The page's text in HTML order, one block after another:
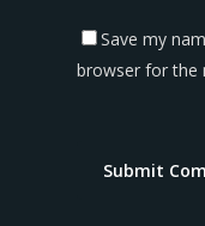
Save my
browser for the